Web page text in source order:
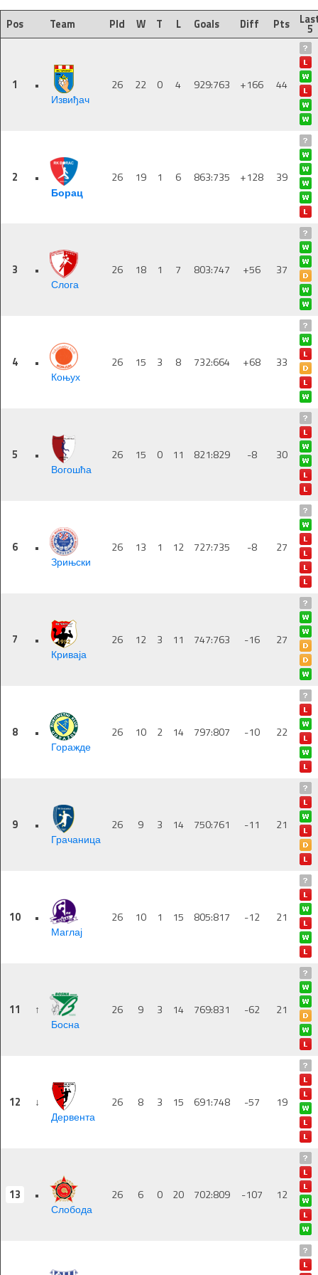
Pos Team Pld W T L Goals Diff Pts 5
1
•
Извиђач
26 22 0 4 929:763 +166 44
2
•
Борац
26 19 1 6 863:735 +128 39
3
•
Слога
26 18 1 7 803:747 +56 37
4
•
Коњух
26 15 3 8 732:664 +68 33
5
•
Вогошћа
26 15 0 11 821:829 -8 30
6
•
Зрињски
26 13 1 12 727:735 -8 27
7
•
Криваја
26 12 3 11 747:763 -16 27
8
•
Горажде
26 10 2 14 797:807 -10 22
9
•
Грачаница
26 9 3 14 750:761 -11 21
10
•
Маглај
26 10 1 15 805:817 -12 21
11
↑
Босна
26 9 3 14 769:831 -62 21
12
↓
Дервента
26 8 3 15 691:748 -57 19
13
•
Слобода
26 6 0 20 702:809 -107 12